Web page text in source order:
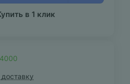
в 1 клик
доставку